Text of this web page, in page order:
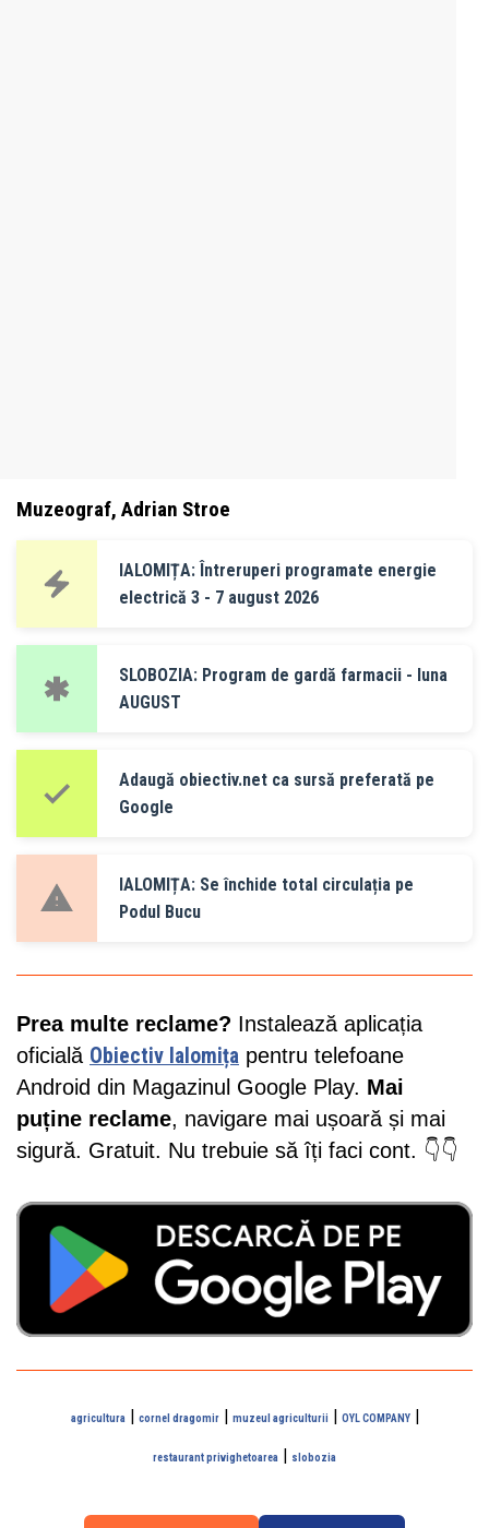
Muzeograf, Adrian Stroe
IALOMIȚA: Întreruperi programate energie
electrică 3 - 7 august 2026
SLOBOZIA: Program de gardă farmacii - luna
AUGUST
Adaugă obiectiv.net ca sursă preferată pe
Google
IALOMIȚA: Se închide total circulația pe
Podul Bucu
Prea multe reclame? Instalează aplicația
oficială Obiectiv Ialomița pentru telefoane
Android din Magazinul Google Play. Mai
puține reclame, navigare mai ușoară și mai
sigură. Gratuit. Nu trebuie să îți faci cont. 👇👇
agricultura| cornel dragomir| muzeul agriculturii | OYL COMPANY|
restaurant privighetoarea | slobozia